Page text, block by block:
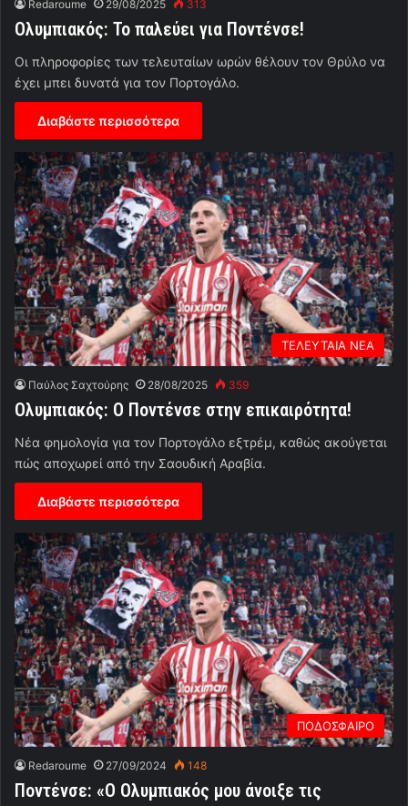
Redaroume 29/08/2025 313
Ολυμπιακός: Το παλεύει για Ποντένσε!
Οι πληροφορίες των τελευταίων ωρών θέλουν τον Θρύλο να
έχει μπει δυνατά για τον Πορτογάλο.
Διαβάστε περισσότερα
ΤΕΛΕΥΤΑΙΑ ΝΕΑ
Παύλος Σαχτούρης 28/08/2025 359
Ολυμπιακός: Ο Ποντένσε στην επικαιρότητα!
Νέα φημολογία για τον Πορτογάλο εξτρέμ, καθώς ακούγεται
πώς αποχωρεί από την Σαουδική Αραβία.
Διαβάστε περισσότερα
ΠΟΔΟΣΦΑΙΡΟ
Redaroume 27/09/2024 148
Ποντένσε: «Ο Ολυμπιακός μου άνοιξε τις